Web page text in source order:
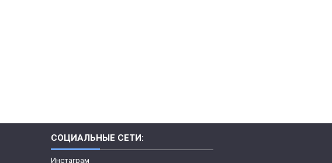
СОЦИАЛЬНЫЕ СЕТИ:
Инстаграм